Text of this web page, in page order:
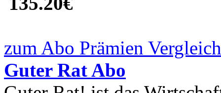
zum Abo Prämien
Guter Rat Abo